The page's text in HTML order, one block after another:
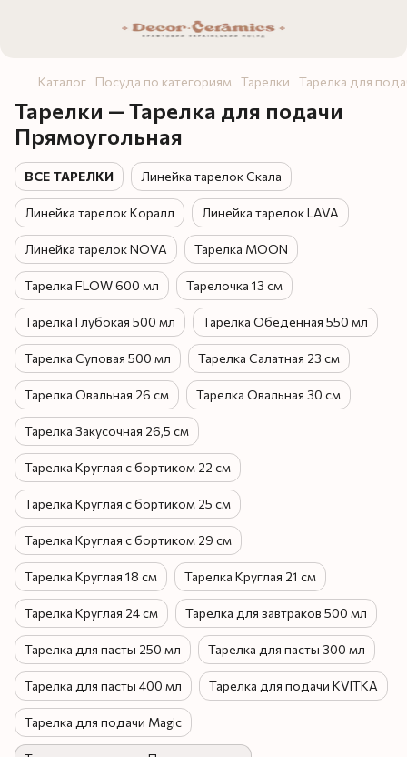
Каталог Посуда по категориям Тарелки Тарелка для
Тарелки — Тарелка для подачи
Прямоугольная
ВСЕ ТАРЕЛКИ Линейка тарелок Скала
Линейка тарелок Коралл Линейка тарелок LAVA
Линейка тарелок NOVA Тарелка MOON
Тарелка FLOW 600 мл Тарелочка 13 см
Тарелка Глубокая 500 мл Тарелка Обеденная 550 мл
Тарелка Суповая 500 мл Тарелка Салатная 23 см
Тарелка Овальная 26 см Тарелка Овальная 30 см
Тарелка Закусочная 26,5 см
Тарелка Круглая с бортиком 22 см
Тарелка Круглая с бортиком 25 см
Тарелка Круглая с бортиком 29 см
Тарелка Круглая 18 см Тарелка Круглая 21 см
Тарелка Круглая 24 см Тарелка для завтраков 500 мл
Тарелка для пасты 250 мл Тарелка для пасты 300 мл
Тарелка для пасты 400 мл Тарелка для подачи KVITKA
Тарелка для подачи Magic